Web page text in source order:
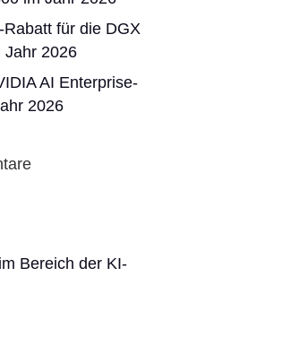
für die DGX
Jahr 2026
AI Enterprise-
2026
Bereich der KI-